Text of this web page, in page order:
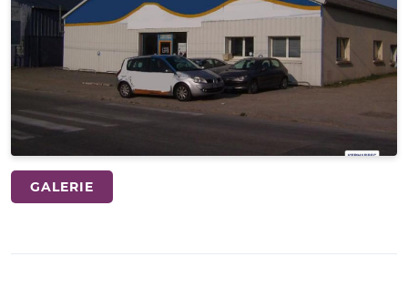
GALERIE